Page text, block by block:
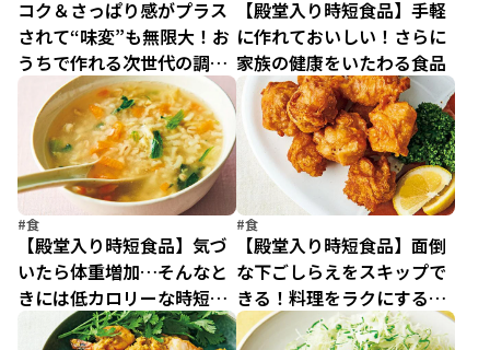
コク＆さっぱり感がプラス
されて“味変”も無限大！お
うちで作れる次世代の調味
料「塩ガーリックヨーグル
ト」がすごい！
【殿堂入り時短食品】手軽
に作れておいしい！さらに
家族の健康をいたわる食品
#食
【殿堂入り時短食品】気づ
いたら体重増加…そんなと
きには低カロリーな時短食
#食
【殿堂入り時短食品】面倒
な下ごしらえをスキップで
きる！料理をラクにする優
秀食品